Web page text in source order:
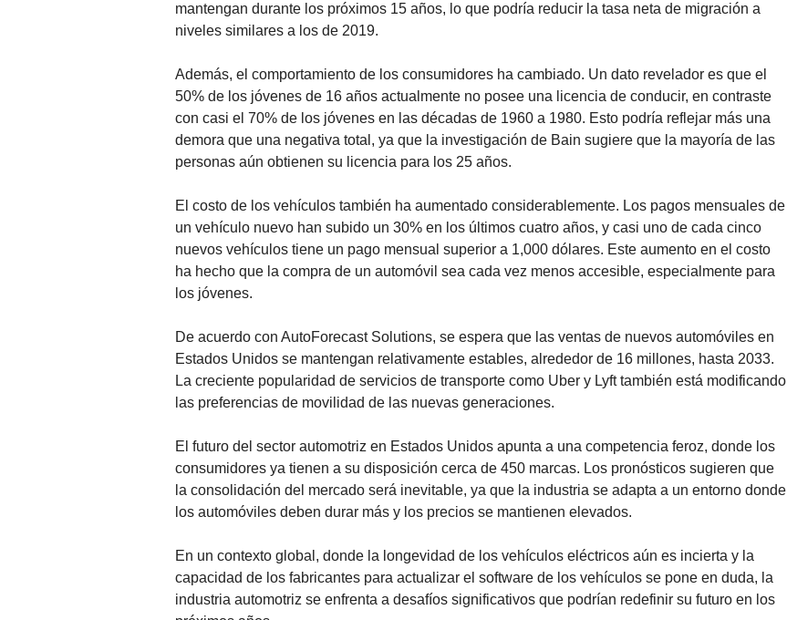
mantengan durante los próximos 15 años, lo que podría reducir la tasa neta de migración a
niveles similares a los de 2019.
Además, el comportamiento de los consumidores ha cambiado. Un dato revelador es que el
50% de los jóvenes de 16 años actualmente no posee una licencia de conducir, en contraste
con casi el 70% de los jóvenes en las décadas de 1960 a 1980. Esto podría reflejar más una
demora que una negativa total, ya que la investigación de Bain sugiere que la mayoría de las
personas aún obtienen su licencia para los 25 años.
El costo de los vehículos también ha aumentado considerablemente. Los pagos mensuales de
un vehículo nuevo han subido un 30% en los últimos cuatro años, y casi uno de cada cinco
nuevos vehículos tiene un pago mensual superior a 1,000 dólares. Este aumento en el costo
ha hecho que la compra de un automóvil sea cada vez menos accesible, especialmente para
los jóvenes.
De acuerdo con AutoForecast Solutions, se espera que las ventas de nuevos automóviles en
Estados Unidos se mantengan relativamente estables, alrededor de 16 millones, hasta 2033.
La creciente popularidad de servicios de transporte como Uber y Lyft también está modificando
las preferencias de movilidad de las nuevas generaciones.
El futuro del sector automotriz en Estados Unidos apunta a una competencia feroz, donde los
consumidores ya tienen a su disposición cerca de 450 marcas. Los pronósticos sugieren que
la consolidación del mercado será inevitable, ya que la industria se adapta a un entorno donde
los automóviles deben durar más y los precios se mantienen elevados.
En un contexto global, donde la longevidad de los vehículos eléctricos aún es incierta y la
capacidad de los fabricantes para actualizar el software de los vehículos se pone en duda, la
industria automotriz se enfrenta a desafíos significativos que podrían redefinir su futuro en los